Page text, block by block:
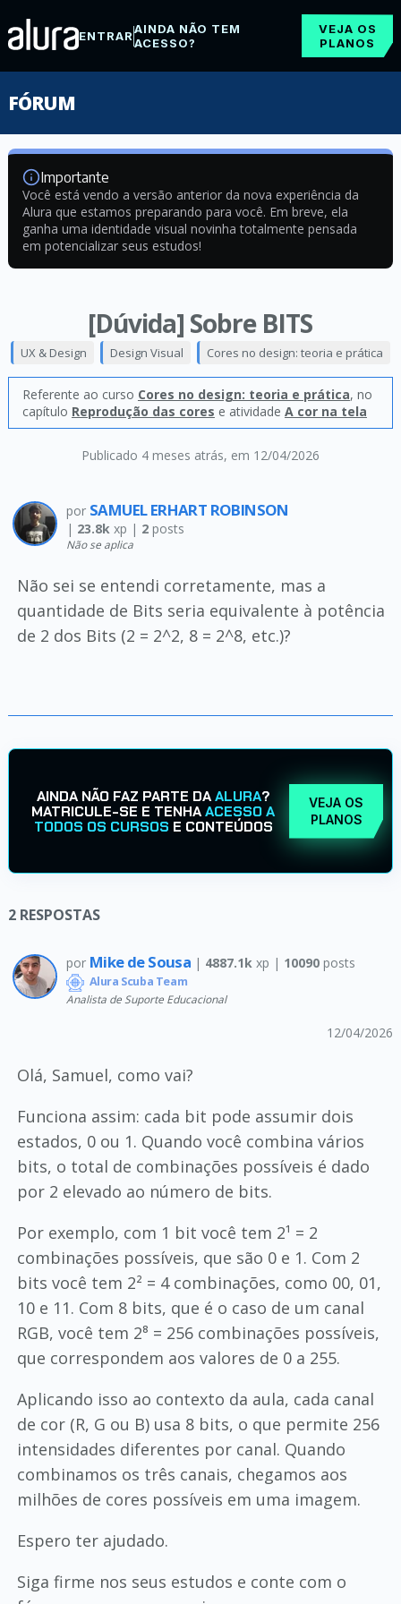
ENTRARAINDA NÃO TEM
ACESSO?
VEJA OS
PLANOS
FÓRUM
Importante
Você está vendo a versão anterior da nova experiência da
Alura que estamos preparando para você. Em breve, ela
ganha uma identidade visual novinha totalmente pensada
em potencializar seus estudos!
[Dúvida] Sobre BITS
Publicado 4 meses atrás, em 12/04/2026
UX & Design Design Visual Cores no design: teoria e prática
Referente ao curso Cores no design: teoria e prática, no
capítulo Reprodução das cores e atividade A cor na tela
por SAMUEL ERHART ROBINSON
| 23.8kxp | 2posts
Não se aplica
Não sei se entendi corretamente, mas a
quantidade de Bits seria equivalente à potência
de 2 dos Bits (2 = 2^2, 8 = 2^8, etc.)?
AINDA NÃO FAZ PARTE DAALURA?
MATRICULE-SE E TENHAACESSO A
TODOS OS CURSOS E CONTEÚDOS
VEJA OS
PLANOS
2 RESPOSTAS
por Mike de Sousa | 4887.1kxp | 10090posts
Alura Scuba Team
Analista de Suporte Educacional
12/04/2026
Olá, Samuel, como vai?
Funciona assim: cada bit pode assumir dois
estados, 0 ou 1. Quando você combina vários
bits, o total de combinações possíveis é dado
por 2 elevado ao número de bits.
Por exemplo, com 1 bit você tem 2¹ = 2
combinações possíveis, que são 0 e 1. Com 2
bits você tem 2² = 4 combinações, como 00, 01,
10 e 11. Com 8 bits, que é o caso de um canal
RGB, você tem 2⁸ = 256 combinações possíveis,
que correspondem aos valores de 0 a 255.
Aplicando isso ao contexto da aula, cada canal
de cor (R, G ou B) usa 8 bits, o que permite 256
intensidades diferentes por canal. Quando
combinamos os três canais, chegamos aos
milhões de cores possíveis em uma imagem.
Espero ter ajudado.
Siga firme nos seus estudos e conte com o